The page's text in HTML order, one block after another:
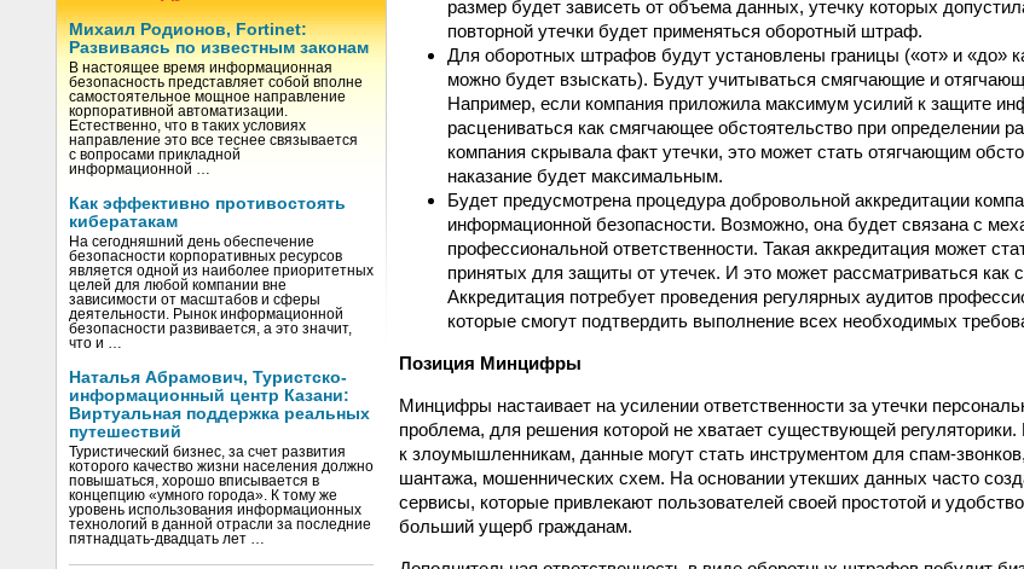
Михаил Родионов, Fortinet:
Развиваясь по известным законам
В настоящее время информационная
безопасность представляет собой вполне
самостоятельное мощное направление
корпоративной автоматизации.
Естественно, что в таких условиях
направление это все теснее связывается
с вопросами прикладной
информационной …
Как эффективно противостоять
кибератакам
На сегодняшний день обеспечение
безопасности корпоративных ресурсов
является одной из наиболее приоритетных
целей для любой компании вне
зависимости от масштабов и сферы
деятельности. Рынок информационной
безопасности развивается, а это значит,
что и …
Наталья Абрамович, Туристско-
информационный центр Казани:
Виртуальная поддержка реальных
путешествий
Туристический бизнес, за счет развития
которого качество жизни населения должно
повышаться, хорошо вписывается в
концепцию «умного города». К тому же
уровень использования информационных
технологий в данной отрасли за последние
пятнадцать-двадцать лет …
размер будет зависеть от объема данных, утечку которых
повторной утечки будет применяться оборотный штраф.
Для оборотных штрафов будут установлены границы («от» и «до»
можно будет взыскать). Будут учитываться смягчающие и
Например, если компания приложила максимум усилий к защите
расцениваться как смягчающее обстоятельство при определении
компания скрывала факт утечки, это может стать отягчающим
наказание будет максимальным.
Будет предусмотрена процедура добровольной аккредитации
информационной безопасности. Возможно, она будет связана с
профессиональной ответственности. Такая аккредитация может
принятых для защиты от утечек. И это может рассматриваться как
Аккредитация потребует проведения регулярных аудитов
которые смогут подтвердить выполнение всех необходимых
Позиция Минцифры
Минцифры настаивает на усилении ответственности за утечки
проблема, для решения которой не хватает существующей регуляторики.
к злоумышленникам, данные могут стать инструментом для спам-
шантажа, мошеннических схем. На основании утекших данных часто
сервисы, которые привлекают пользователей своей простотой и
больший ущерб гражданам.